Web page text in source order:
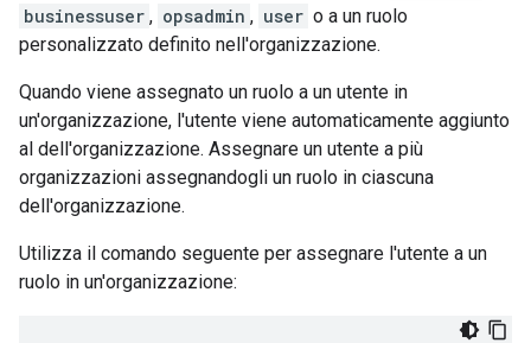
businessuser , opsadmin , user o a un ruolo
personalizzato definito nell'organizzazione.
Quando viene assegnato un ruolo a un utente in
un'organizzazione, l'utente viene automaticamente aggiunto
al dell'organizzazione. Assegnare un utente a più
organizzazioni assegnandogli un ruolo in ciascuna
dell'organizzazione.
Utilizza il comando seguente per assegnare l'utente a un
ruolo in un'organizzazione: